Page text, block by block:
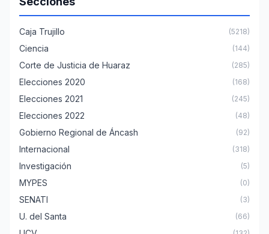
Caja Trujillo (5218)
Ciencia (144)
Corte de Justicia de Huaraz (285)
Elecciones 2020 (168)
Elecciones 2021 (245)
Elecciones 2022 (48)
Gobierno Regional de Áncash (92)
Internacional (318)
Investigación (5)
MYPES (0)
SENATI (3)
U. del Santa (66)